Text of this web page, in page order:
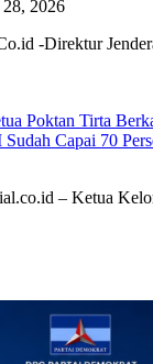
2026
-Direktur
Poktan Tirta
Capai 70
– Ketua